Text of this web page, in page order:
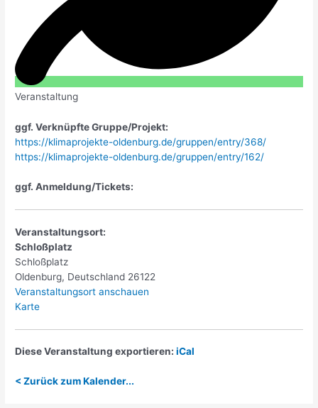
Veranstaltung
ggf. Verknüpfte Gruppe/Projekt:
https://klimaprojekte-oldenburg.de/gruppen/entry/368/
https://klimaprojekte-oldenburg.de/gruppen/entry/162/
ggf. Anmeldung/Tickets:
Veranstaltungsort:
Schloßplatz
Schloßplatz
Oldenburg, Deutschland 26122
Veranstaltungsort anschauen
KarteSchloßplatz
Diese Veranstaltung exportieren:iCal
< Zurück zum Kalender...